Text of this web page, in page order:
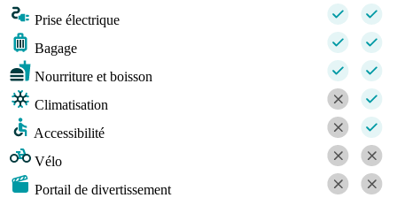
Prise électrique
Bagage
Nourriture et boisson
Climatisation
Accessibilité
Vélo
Portail de divertissement